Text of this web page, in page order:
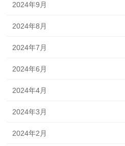
2024年9月
2024年8月
2024年7月
2024年6月
2024年4月
2024年3月
2024年2月